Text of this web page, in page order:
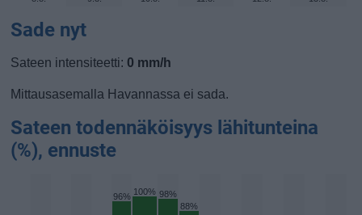
Sade nyt
Sateen intensiteetti: 0 mm/h
Mittausasemalla Havannassa ei sada.
Sateen todennäköisyys lähitunteina
(%), ennuste
96% 100% 98%
88%